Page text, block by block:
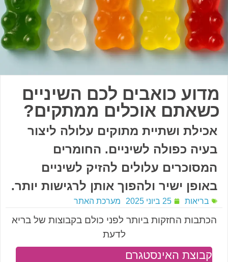
מדוע כואבים לכם השיניים
כשאתם אוכלים ממתקים?
אכילת ושתיית מתוקים עלולה ליצור
בעיה כפולה לשיניים. החומרים
המסוכרים עלולים להזיק לשיניים
באופן ישיר ולהפוך אותן לרגישות יותר.
בריאות 25 ביוני 2025 מערכת האתר
הכתבות החזקות ביותר לפני כולם בקבוצות של בריא
לדעת
קבוצת האינסטגרם